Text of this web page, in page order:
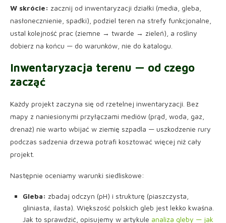
W skrócie: zacznij od inwentaryzacji działki (media, gleba,
nasłonecznienie, spadki), podziel teren na strefy funkcjonalne,
ustal kolejność prac (ziemne → twarde → zieleń), a rośliny
dobierz na końcu — do warunków, nie do katalogu.
Inwentaryzacja terenu — od czego
zacząć
Każdy projekt zaczyna się od rzetelnej inwentaryzacji. Bez
mapy z naniesionymi przyłączami mediów (prąd, woda, gaz,
drenaż) nie warto wbijać w ziemię szpadla — uszkodzenie rury
podczas sadzenia drzewa potrafi kosztować więcej niż cały
projekt.
Następnie oceniamy warunki siedliskowe:
Gleba: zbadaj odczyn (pH) i strukturę (piaszczysta,
gliniasta, ilasta). Większość polskich gleb jest lekko kwaśna.
Jak to sprawdzić, opisujemy w artykule analiza gleby — jak